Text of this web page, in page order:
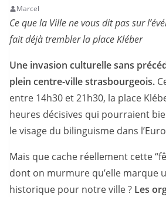
Marcel
Ce que la Ville ne vous dit pas sur
fait déjà trembler la place Kléber
Une invasion culturelle sans
plein centre-ville strasbourgeois.
entre 14h30 et 21h30, la place
heures décisives qui pourraient
le visage du bilinguisme dans
Mais que cache réellement cette
dont on murmure qu’elle marque
historique pour notre ville ? Les